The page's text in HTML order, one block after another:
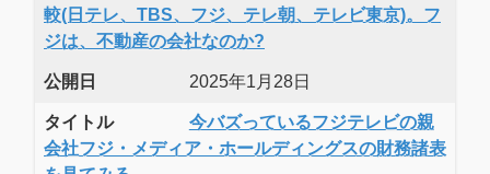
較(日テレ、TBS、フジ、テレ朝、テレビ東京)。フ
ジは、不動産の会社なのか?
公開日 2025年1月28日
タイトル
今バズっているフジテレビの親
会社フジ・メディア・ホールディングスの財務諸表